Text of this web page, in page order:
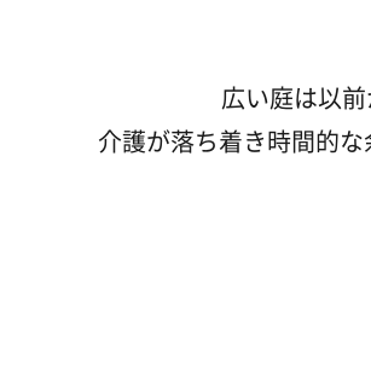
広い庭は以
介護が落ち着き時間的